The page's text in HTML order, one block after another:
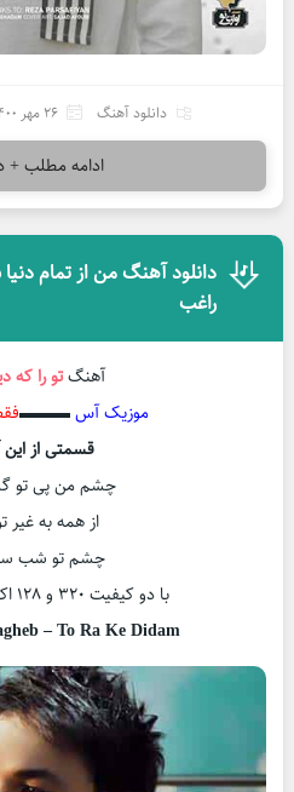
دانلود آهنگ 26 مهر 1400
ادامه مطلب +
دانلود آهنگ من از تمام
راغب
آهنگتو را که
موزیک آس▬▬▬
قسمتی از
چشم من پی تو
از همه به غیر
چشم تو شب
با دو کیفیت ۳۲۰ و ۱۲۸ اکنون در موزیک آس
– To Ra Ke Didam